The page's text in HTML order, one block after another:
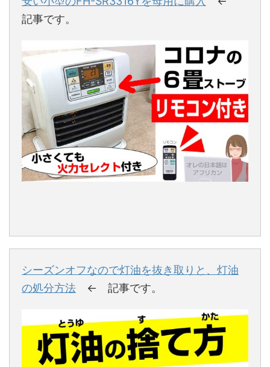
記事です。
シーズンオフなので灯油を抜き取りと、灯油
の処分方法 ← 記事です。